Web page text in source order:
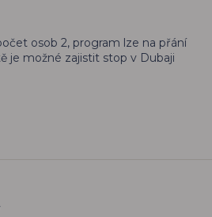
osob 2, program lze na přání
je možné zajistit stop v Dubaji